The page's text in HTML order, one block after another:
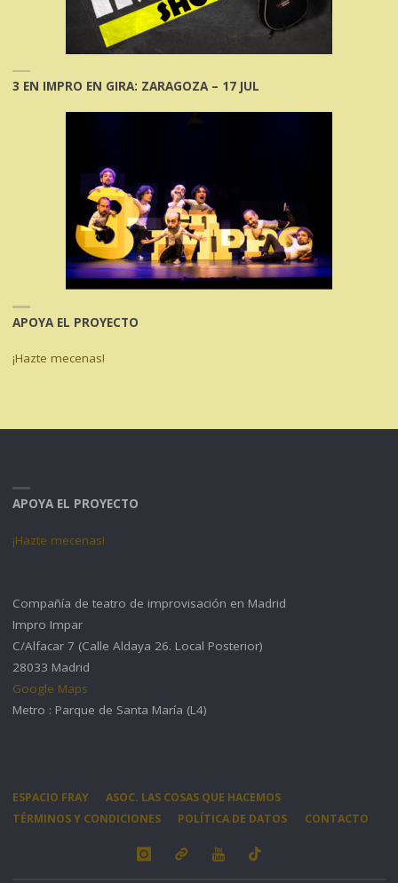
3 EN IMPRO EN GIRA: ZARAGOZA – 17 JUL
APOYA EL PROYECTO
¡Hazte mecenas!
APOYA EL PROYECTO
¡Hazte mecenas!
Compañía de teatro de improvisación en Madrid
Impro Impar
C/Alfacar 7 (Calle Aldaya 26. Local Posterior)
28033 Madrid
Google Maps
Metro : Parque de Santa María (L4)
ESPACIO FRAY
ASOC. LAS COSAS QUE HACEMOS
TÉRMINOS Y CONDICIONES
POLÍTICA DE DATOS CONTACTO